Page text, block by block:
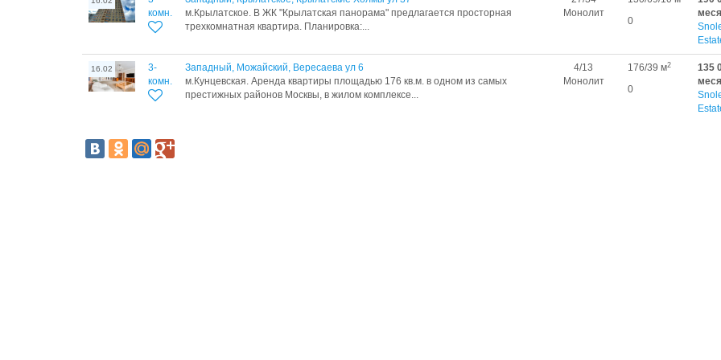
комн.
м.Крылатское. В ЖК "Крылатская панорама" предлагается просторная
трехкомнатная квартира. Планировка:...
Монолит
0
16.02
3-
комн.
Западный, Можайский, Вересаева ул 6
м.Кунцевская. Аренда квартиры площадью 176 кв.м. в одном из самых
престижных районов Москвы, в жилом комплексе...
4/13
Монолит
176/39 м2
0
135